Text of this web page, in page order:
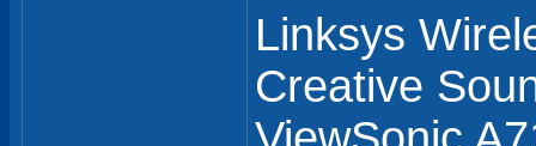
Linksys
Creative